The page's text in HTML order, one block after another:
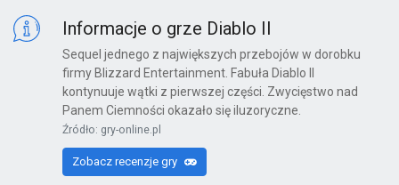
Kinect Sports Najlepsza Kolekcja
X360
Informacje o grze Diablo II
Sequel jednego z największych przebojów w dorobku
firmy Blizzard Entertainment. Fabuła Diablo II
kontynuuje wątki z pierwszej części. Zwycięstwo nad
Panem Ciemności okazało się iluzoryczne.
Źródło: gry-online.pl
Zobacz recenzje gry